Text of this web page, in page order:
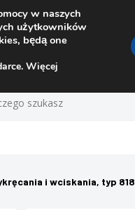
i wciskania, typ
w naszych
użytkowników
będą one
Więcej